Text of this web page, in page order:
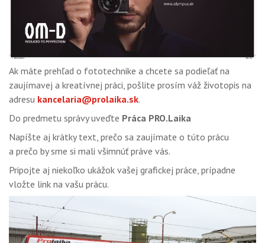
Ak máte prehľad o fototechnike a chcete sa podieľať na
zaujímavej a kreatívnej práci, pošlite prosím váž životopis na
adresu kancelaria@prolaika.sk.
Do predmetu správy uveďte Práca PRO.Laika
Napíšte aj krátky text, prečo sa zaujímate o túto prácu
a prečo by sme si mali všimnúť práve vás.
Pripojte aj niekoľko ukážok vašej grafickej práce, prípadne
vložte link na vašu prácu.